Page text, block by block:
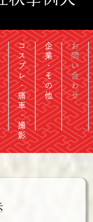
コスプレ・痛車・撮影 企業・その他 お問い合わせ